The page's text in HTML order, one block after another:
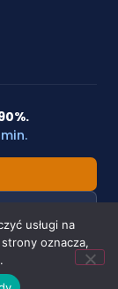
usługi na
oznacza,